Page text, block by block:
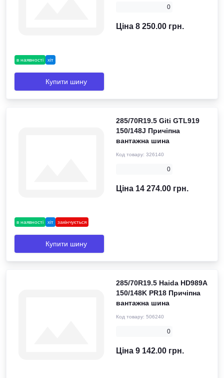
в наявності хіт
0
Ціна 8 250.00 грн.
Купити шину
в наявності хіт закінчується
285/70R19.5 Giti GTL919
150/148J Причіпна
вантажна шина
Код товару: 326140
0
Ціна 14 274.00 грн.
Купити шину
285/70R19.5 Haida HD989A
150/148K PR18 Причіпна
вантажна шина
Код товару: 506240
0
Ціна 9 142.00 грн.